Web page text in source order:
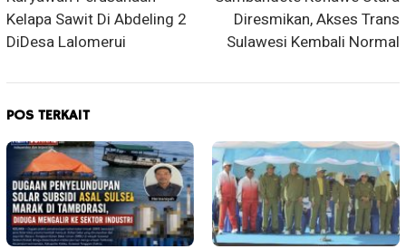
Kelapa Sawit Di Abdeling 2
DiDesa Lalomerui
Diresmikan, Akses Trans
Sulawesi Kembali Normal
POS TERKAIT